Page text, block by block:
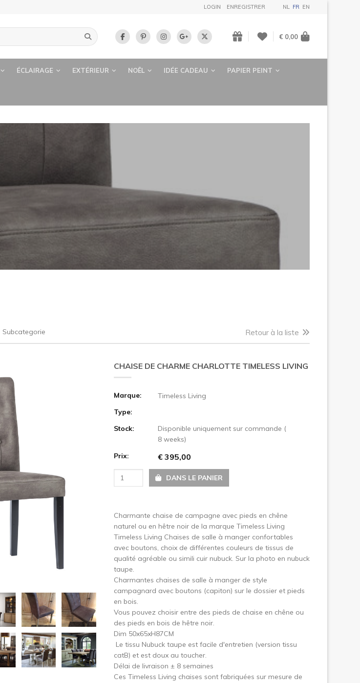
LOGIN ENREGISTRER NL FR EN
€ 0,00
ÉCLAIRAGE EXTÉRIEUR NOËL IDÉE CADEAU PAPIER PEINT
Subcategorie Retour à la liste
Suivant
CHAISE DE CHARME CHARLOTTE TIMELESS LIVING
Marque:
Timeless Living
Type:
Stock:
Disponible uniquement sur commande (
8 weeks)
Prix:
€ 395,00
DANS LE PANIER
Charmante chaise de campagne avec pieds en chêne
naturel ou en hêtre noir de la marque Timeless Living
Timeless Living Chaises de salle à manger confortables
avec boutons, choix de différentes couleurs de tissus de
qualité agréable ou simili cuir nubuck. Sur la photo en nubuck
taupe.
Charmantes chaises de salle à manger de style
campagnard avec boutons (capiton) sur le dossier et pieds
en bois.
Vous pouvez choisir entre des pieds de chaise en chêne ou
des pieds en bois de hêtre noir.
Dim 50x65xH87CM
Le tissu Nubuck taupe est facile d'entretien (version tissu
catB) et est doux au toucher.
Délai de livraison ± 8 semaines
Ces Timeless Living chaises sont fabriquées sur mesure de